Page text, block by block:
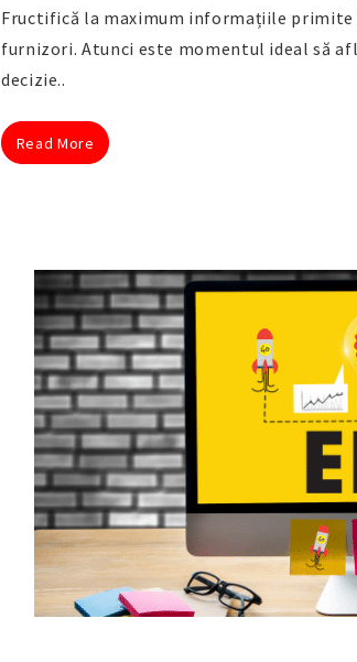
Fructifică la maximum informațiile
furnizori. Atunci este momentul ideal să
decizie..
Read More